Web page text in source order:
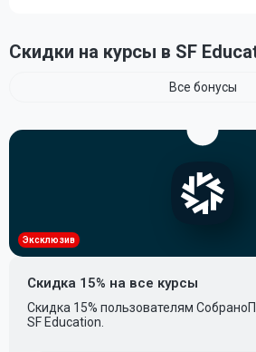
Скидки на курсы в SF
Все бонусы
Эксклюзив
Скидка 15% на все курсы
Скидка 15% пользователям
SF Education.